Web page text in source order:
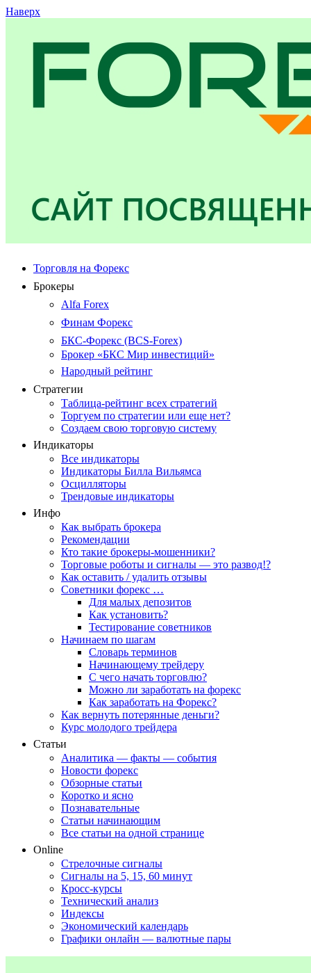
Наверх
Торговля на Форекс
Брокеры
Alfa Forex
Финам Форекс
БКС-Форекс (BCS-Forex)
Брокер «БКС Мир инвестиций»
Народный рейтинг
Стратегии
Таблица-рейтинг всех стратегий
Торгуем по стратегии или еще нет?
Создаем свою торговую систему
Индикаторы
Все индикаторы
Индикаторы Билла Вильямса
Осцилляторы
Трендовые индикаторы
Инфо
Как выбрать брокера
Рекомендации
Кто такие брокеры-мошенники?
Торговые роботы и сигналы — это развод!?
Как оставить / удалить отзывы
Советники форекс …
Для малых депозитов
Как установить?
Тестирование советников
Начинаем по шагам
Словарь терминов
Начинающему трейдеру
С чего начать торговлю?
Можно ли заработать на форекс
Как заработать на Форекс?
Как вернуть потерянные деньги?
Курс молодого трейдера
Статьи
Аналитика — факты — события
Новости форекс
Обзорные статьи
Коротко и ясно
Познавательные
Статьи начинающим
Все статьи на одной странице
Online
Стрелочные сигналы
Сигналы на 5, 15, 60 минут
Кросс-курсы
Технический анализ
Индексы
Экономический календарь
Графики онлайн — валютные пары